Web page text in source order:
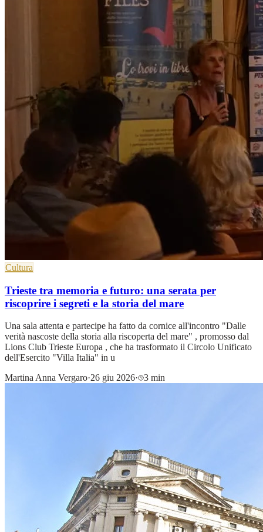
Cultura
Trieste tra memoria e futuro: una serata per
riscoprire i segreti e la storia del mare
Una sala attenta e partecipe ha fatto da cornice all'incontro "Dalle
verità nascoste della storia alla riscoperta del mare" , promosso dal
Lions Club Trieste Europa , che ha trasformato il Circolo Unificato
dell'Esercito "Villa Italia" in u
Martina Anna Vergaro·26 giu 2026· 3 min